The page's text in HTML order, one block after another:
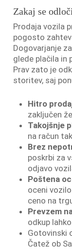
Zakaj se
Prodaja vozila
pogosto
Dogovarjanje
glede plačila in
Prav zato je
storitev, saj
Hitro
zaključen
Takojšnje
na račun
Brez
poskrbi za
odjavo
Poštena
oceni
ceno na
Prevzem
odkup
Gotovinski
Čatež ob